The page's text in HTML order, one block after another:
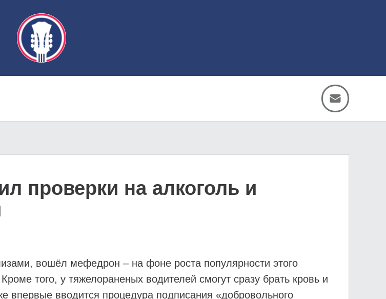
проверки на алкоголь и
вошёл мефедрон – на фоне роста популярности этого
того, у тяжелораненых водителей смогут сразу брать кровь и
впервые вводится процедура подписания «добровольного